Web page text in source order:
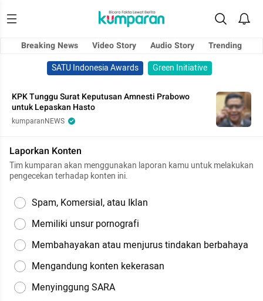
Breaking News Video Story Audio Story
Trending
SATU Indonesia Awards
Green Initiative
KPK Tunggu Surat Keputusan Amnesti Prabowo
untuk Lepaskan Hasto
kumparanNEWS
Laporkan Konten
Tim kumparan akan menggunakan laporan kamu untuk melakukan
pengecekan terhadap konten ini.
Spam, Komersial, atau Iklan
Memiliki unsur pornografi
Membahayakan atau menjurus tindakan berbahaya
Mengandung konten kekerasan
Menyinggung SARA